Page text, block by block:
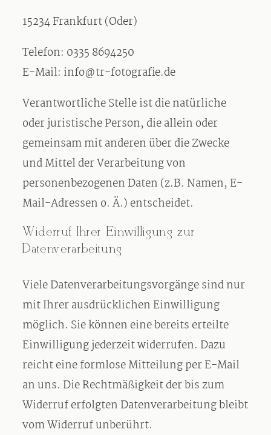
15234 Frankfurt (Oder)
Telefon: 0335 8694250
E-Mail: info@tr-fotografie.de
Verantwortliche Stelle ist die natürliche
oder juristische Person, die allein oder
gemeinsam mit anderen über die Zwecke
und Mittel der Verarbeitung von
personenbezogenen Daten (z.B. Namen, E-
Mail-Adressen o. Ä.) entscheidet.
Widerruf Ihrer Einwilligung zur
Datenverarbeitung
Viele Datenverarbeitungsvorgänge sind nur
mit Ihrer ausdrücklichen Einwilligung
möglich. Sie können eine bereits erteilte
Einwilligung jederzeit widerrufen. Dazu
reicht eine formlose Mitteilung per E-Mail
an uns. Die Rechtmäßigkeit der bis zum
Widerruf erfolgten Datenverarbeitung bleibt
vom Widerruf unberührt.